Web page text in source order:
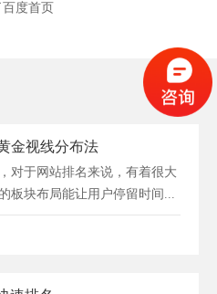
度首页
金视线分布法
对于网站排名来说，有着很大
板块布局能让用户停留时间...